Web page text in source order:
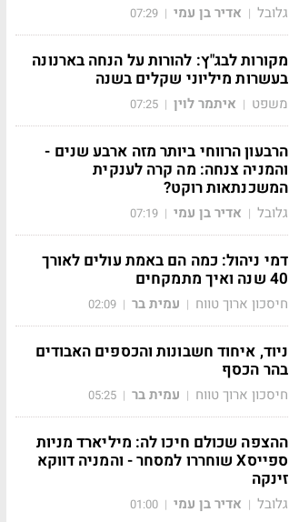
גלובל | אדיר בן עמי |
07:29
מקורות לבג"ץ: להורות על הנחה בארנונה
בעשרות מיליוני שקלים בשנה
משפט | איתמר לוין |
07:25
הרבעון הרווחי ביותר מזה ארבע שנים -
והמניה צנחה: מה קרה לענקית
המשכנתאות רוקט?
גלובל | אדיר בן עמי |
07:19
דמי ניהול: כמה הם באמת עולים לאורך
40 שנה ואיך מתמקחים
חיסכון ארוך טווח | עמית בר |
02:09
ניוד, איחוד חשבונות והכספים האבודים
בהר הכסף
חיסכון ארוך טווח | עמית בר |
05:25
ההצפה שכולם חיכו לה: מיליארד מניות
ספייסX שוחררו למסחר - והמניה דווקא
זינקה
גלובל | אדיר בן עמי |
01:00